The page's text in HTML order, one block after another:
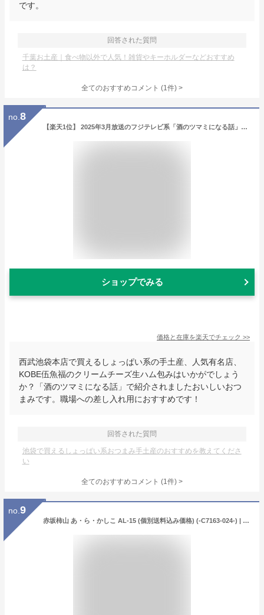
です。
回答された質問
千葉お土産｜食べ物以外で人気！雑貨やキーホルダーなどおすすめ
は？
全てのおすすめコメント (1件) >
no. 8
【楽天1位】 2025年3月放送のフジテレビ系「酒のツマミになる話」で紹介されました クリームチーズ生ハム包み【KOBE伍魚福】おつまみ チーズ ワイン 生ハム 】 珍味 おつまみ 極める
ショップでみる
価格と在庫を楽天でチェック >>
西武池袋本店で買えるしょっぱい系の手土産、人気有名店、
KOBE伍魚福のクリームチーズ生ハム包みはいかがでしょう
か？「酒のツマミになる話」で紹介されましたおいしいおつ
まみです。職場への差し入れ用におすすめです！
回答された質問
池袋で買えるしょっぱい系おつまみ手土産のおすすめを教えてくださ
い
全てのおすすめコメント (1件) >
no. 9
赤坂柿山 あ・ら・かしこ AL-15 (個別送料込み価格) (-C7163-024-) | 内祝い ギフト 出産内祝い 引き出物 結婚内祝い 快気祝い お返し 志